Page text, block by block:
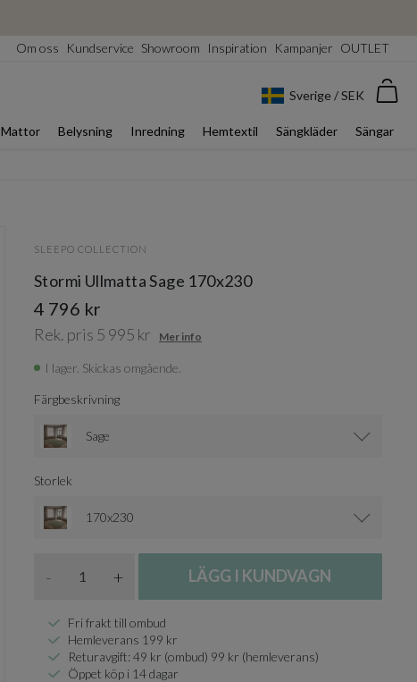
Om oss Kundservice Showroom Inspiration Kampanjer OUTLET
Sverige / SEK
Mattor Belysning Inredning Hemtextil Sängkläder Sängar
SLEEPO COLLECTION
Stormi Ullmatta Sage 170x230
4 796 kr
Rek. pris 5 995 kr Mer info
I lager. Skickas omgående.
Färgbeskrivning
Sage
Storlek
170x230
- + LÄGG I KUNDVAGN
Fri frakt till ombud
Hemleverans 199 kr
Returavgift: 49 kr (ombud) 99 kr (hemleverans)
Öppet köp i 14 dagar